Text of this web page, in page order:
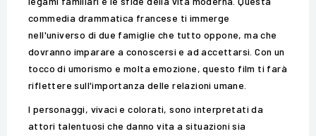
commedia drammatica francese ti immerge
nell'universo di due famiglie che tutto oppone, ma che
dovranno imparare a conoscersi e ad accettarsi. Con un
tocco di umorismo e molta emozione, questo film ti farà
riflettere sull'importanza delle relazioni umane.
I personaggi, vivaci e colorati, sono interpretati da
attori talentuosi che danno vita a situazioni sia